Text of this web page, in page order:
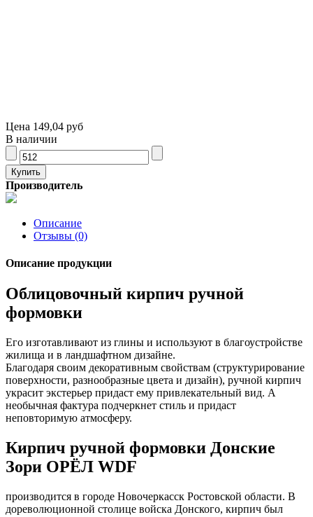
Цена 149,04 руб
В наличии
Производитель
Описание
Отзывы (0)
Описание продукции
Облицовочный кирпич ручной
формовки
Его изготавливают из глины и используют в благоустройстве
жилища и в ландшафтном дизайне.
Благодаря своим декоративным свойствам (структурирование
поверхности, разнообразные цвета и дизайн), ручной кирпич
украсит экстерьер придаст ему привлекательный вид. А
необычная фактура подчеркнет стиль и придаст
неповторимую атмосферу.
Кирпич ручной формовки Донские
Зори ОРЁЛ WDF
производится в городе Новочеркасск Ростовской области. В
дореволюционной столице войска Донского, кирпич был